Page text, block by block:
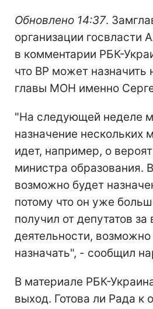
Обновлено 14:37.
организации госвласти
в комментарии РБК-
что ВР может назначить
главы МОН именно
"На следующей неделе
назначение нескольких
идет, например, о
министра образования.
возможно будет
потому что он уже
получил от депутатов
деятельности, возможно
назначать", - сообщил
В материале РБК-
выход. Готова ли Рада к